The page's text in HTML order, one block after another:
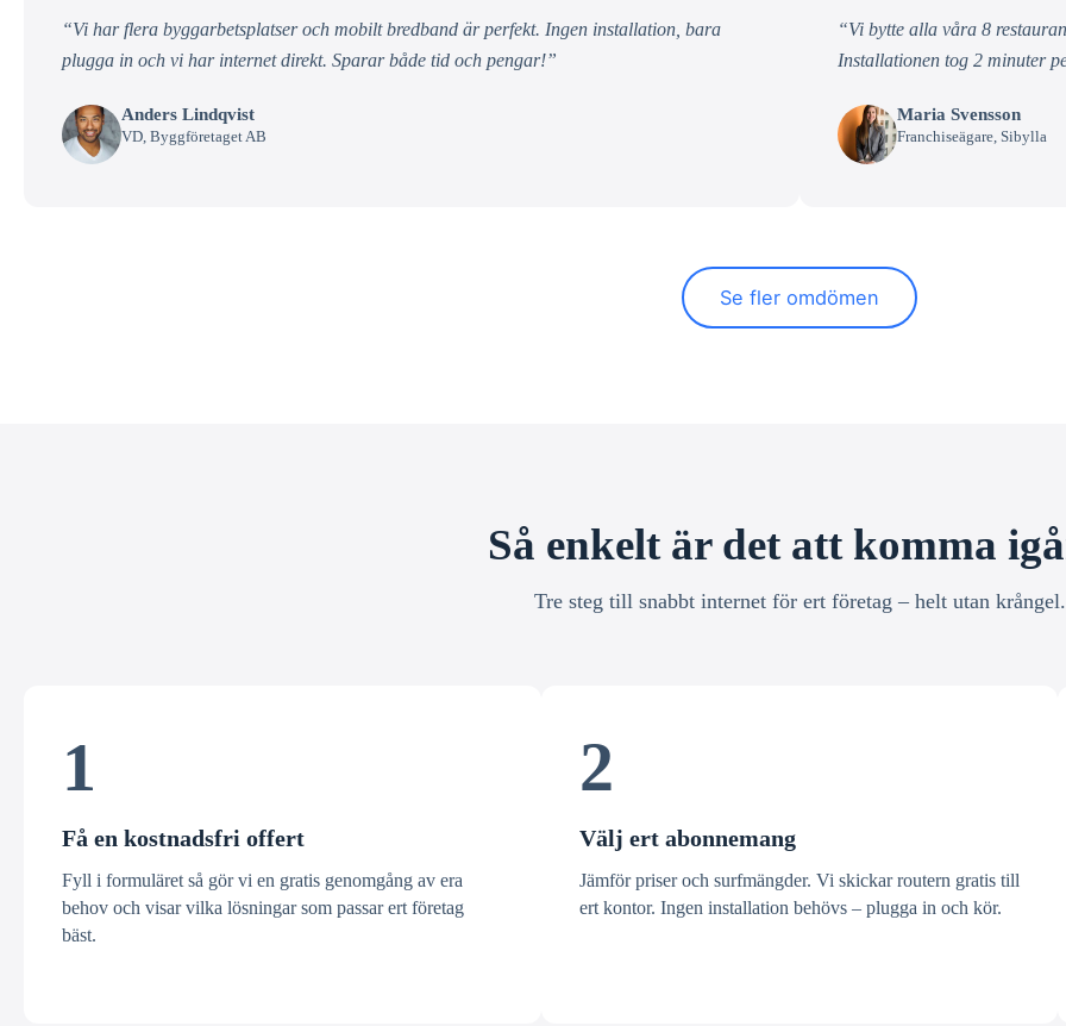
“Vi har flera byggarbetsplatser och mobilt bredband är perfekt. Ingen installation, bara
plugga in och vi har internet direkt. Sparar både tid och pengar!”
Anders Lindqvist
VD, Byggföretaget AB
“Vi bytte alla våra 8
Installationen tog 2 minuter
Maria Svensson
Franchiseägare, Sibylla
Se fler omdömen
Så enkelt är det att komma
Tre steg till snabbt internet för ert företag – helt utan krångel.
1
Få en kostnadsfri offert
Fyll i formuläret så gör vi en gratis genomgång av era
behov och visar vilka lösningar som passar ert företag
bäst.
2
Välj ert abonnemang
Jämför priser och surfmängder. Vi skickar routern gratis till
ert kontor. Ingen installation behövs – plugga in och kör.